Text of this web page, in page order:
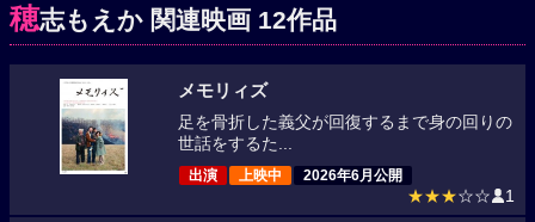
穂志もえか 関連映画 12作品
メモリィズ
足を骨折した義父が回復するまで身の回りの
世話をするた...
出演 上映中 2026年6月公開
★★★☆☆ 1